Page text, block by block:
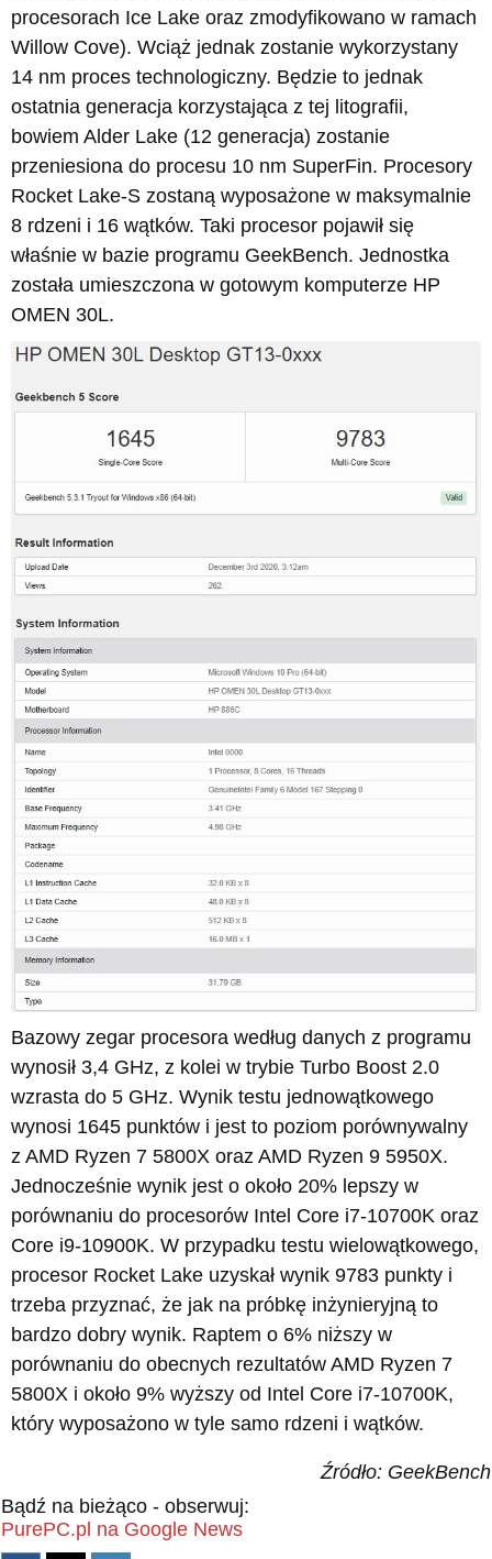
procesorach Ice Lake oraz zmodyfikowano w ramach
Willow Cove). Wciąż jednak zostanie wykorzystany
14 nm proces technologiczny. Będzie to jednak
ostatnia generacja korzystająca z tej litografii,
bowiem Alder Lake (12 generacja) zostanie
przeniesiona do procesu 10 nm SuperFin. Procesory
Rocket Lake-S zostaną wyposażone w maksymalnie
8 rdzeni i 16 wątków. Taki procesor pojawił się
właśnie w bazie programu GeekBench. Jednostka
została umieszczona w gotowym komputerze HP
OMEN 30L.
Bazowy zegar procesora według danych z programu
wynosił 3,4 GHz, z kolei w trybie Turbo Boost 2.0
wzrasta do 5 GHz. Wynik testu jednowątkowego
wynosi 1645 punktów i jest to poziom porównywalny
z AMD Ryzen 7 5800X oraz AMD Ryzen 9 5950X.
Jednocześnie wynik jest o około 20% lepszy w
porównaniu do procesorów Intel Core i7-10700K oraz
Core i9-10900K. W przypadku testu wielowątkowego,
procesor Rocket Lake uzyskał wynik 9783 punkty i
trzeba przyznać, że jak na próbkę inżynieryjną to
bardzo dobry wynik. Raptem o 6% niższy w
porównaniu do obecnych rezultatów AMD Ryzen 7
5800X i około 9% wyższy od Intel Core i7-10700K,
który wyposażono w tyle samo rdzeni i wątków.
Źródło: GeekBench
Bądź na bieżąco - obserwuj:
PurePC.pl na Google News